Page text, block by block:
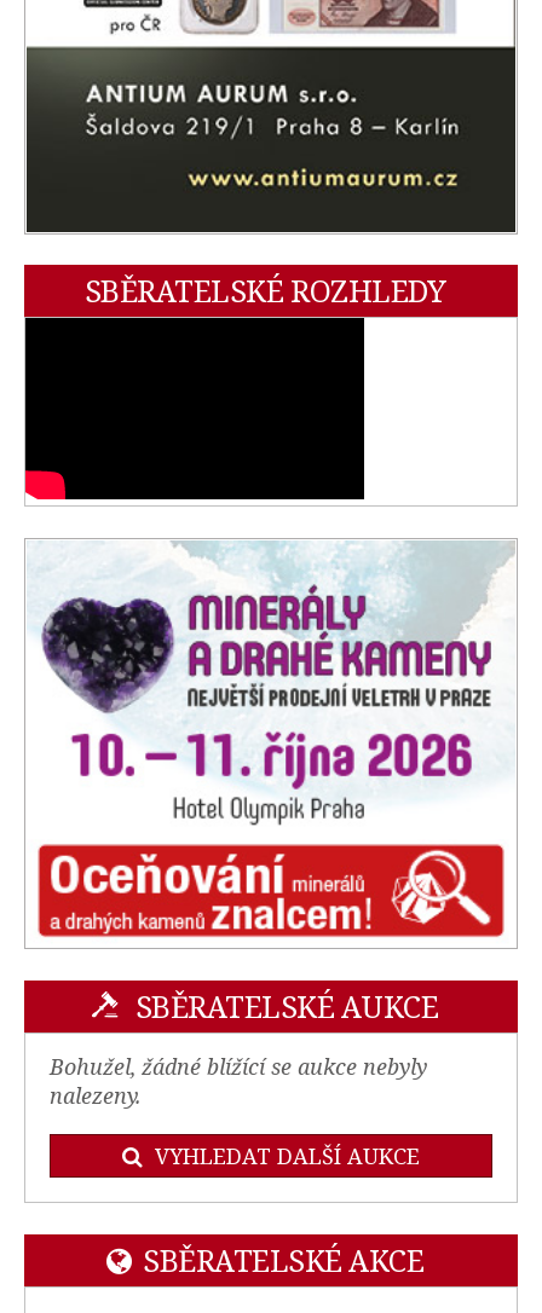
SBĚRATELSKÉ ROZHLEDY
SBĚRATELSKÉ AUKCE
Bohužel, žádné blížící se aukce nebyly
nalezeny.
VYHLEDAT DALŠÍ AUKCE
SBĚRATELSKÉ AKCE